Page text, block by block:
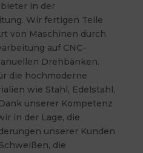
in der
Wir fertigen Teile
von Maschinen durch
auf CNC-
Drehbänken.
die hochmoderne
wie Stahl, Edelstahl,
unserer Kompetenz
in der Lage, die
unserer Kunden
die